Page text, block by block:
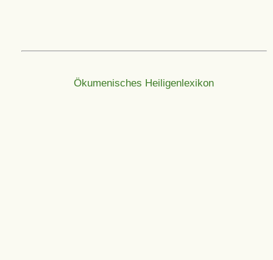
Ökumenisches Heiligenlexikon